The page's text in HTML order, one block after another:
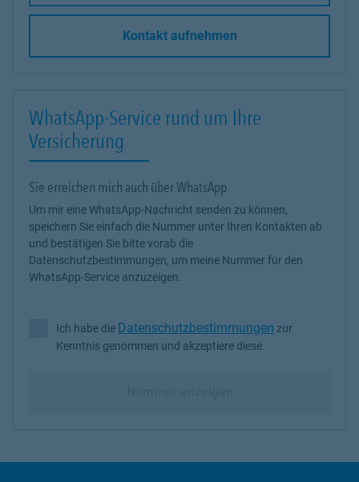
Kontakt aufnehmen
WhatsApp-Service rund um Ihre
Versicherung
Sie erreichen mich auch über WhatsApp
Um mir eine WhatsApp-Nachricht senden zu können,
speichern Sie einfach die Nummer unter Ihren Kontakten ab
und bestätigen Sie bitte vorab die
Datenschutzbestimmungen, um meine Nummer für den
WhatsApp-Service anzuzeigen.
Ich habe die Datenschutzbestimmungen zur Kenntnis
Ich habe die Datenschutzbestimmungen zur
Kenntnis genommen und akzeptiere diese.